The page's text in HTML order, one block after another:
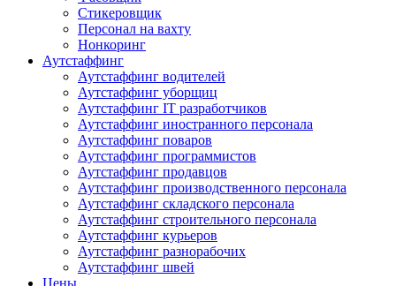
Стикеровщик
Персонал на вахту
Нонкоринг
Аутстаффинг
Аутстаффинг водителей
Аутстаффинг уборщиц
Аутстаффинг IT разработчиков
Аутстаффинг иностранного персонала
Аутстаффинг поваров
Аутстаффинг программистов
Аутстаффинг продавцов
Аутстаффинг производственного персонала
Аутстаффинг складского персонала
Аутстаффинг строительного персонала
Аутстаффинг курьеров
Аутстаффинг разнорабочих
Аутстаффинг швей